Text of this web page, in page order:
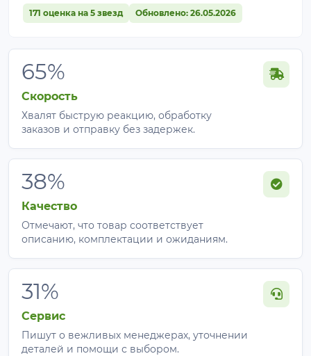
171 оценка на 5 звезд Обновлено: 26.05.2026
65%
Скорость
Хвалят быструю реакцию, обработку
заказов и отправку без задержек.
38%
Качество
Отмечают, что товар соответствует
описанию, комплектации и ожиданиям.
31%
Сервис
Пишут о вежливых менеджерах, уточнении
деталей и помощи с выбором.